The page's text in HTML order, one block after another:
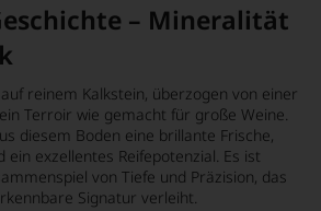
– Mineralität
reinem Kalkstein, überzogen von einer
Terroir wie gemacht für große Weine.
diesem Boden eine brillante Frische,
exzellentes Reifepotenzial. Es ist
von Tiefe und Präzision, das
Signatur verleiht.